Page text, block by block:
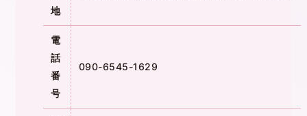
地
電
話
番
号
090-6545-1629